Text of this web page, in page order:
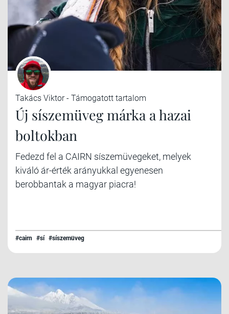
Takács Viktor - Támogatott tartalom
Új síszemüveg márka a hazai
boltokban
Fedezd fel a CAIRN síszemüvegeket, melyek
kiváló ár-érték arányukkal egyenesen
berobbantak a magyar piacra!
#cairn #sí #síszemüveg